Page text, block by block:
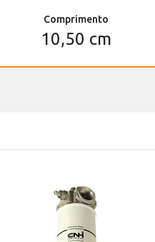
Comprimento
10,50 cm